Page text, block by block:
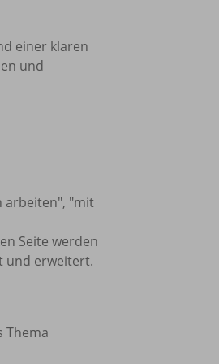
einer klaren
und
arbeiten", "mit
Seite werden
und erweitert.
Thema